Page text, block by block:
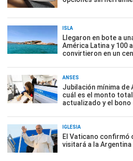
ISLA
Llegaron en bote a
América Latina y 100
convirtieron en un
ANSES
Jubilación mínima de
cuál es el monto
actualizado y el bono
IGLESIA
El Vaticano confirmó
visitará a la Argentina